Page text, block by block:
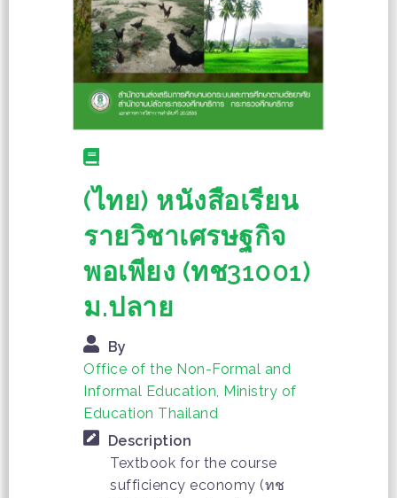
(ไทย) หนังสือเรียน
รายวิชาเศรษฐกิจ
พอเพียง (ทช31001)
ม.ปลาย
By
Office of the Non-Formal and
Informal Education, Ministry of
Education Thailand
Description
Textbook for the course
sufficiency economy (ทช